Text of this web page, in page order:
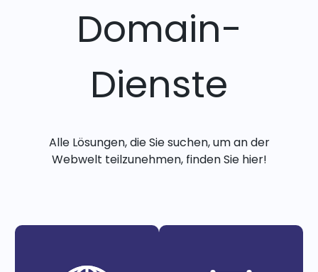
Domain-
Dienste
Alle Lösungen, die Sie suchen, um an der
Webwelt teilzunehmen, finden Sie hier!